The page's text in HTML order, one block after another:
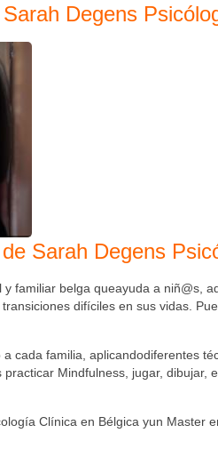
Degens
Sarah Degens
familiar belga queayuda a niñ@s,
difíciles en sus vidas.
cada familia, aplicandodiferentes
Mindfulness, jugar, dibujar,
Clínica en Bélgica yun Master